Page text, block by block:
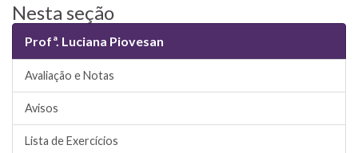
Nesta seção
Profª. Luciana Piovesan
Avaliação e Notas
Avisos
Lista de Exercícios